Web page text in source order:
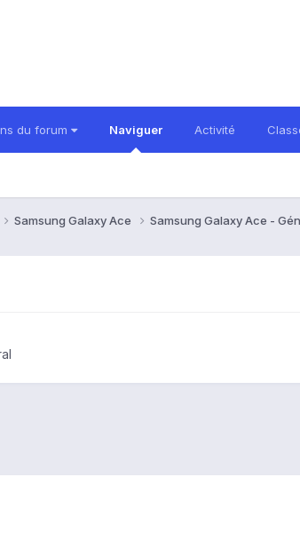
du forum Naviguer Activité
Samsung Galaxy Ace Samsung Galaxy Ace -